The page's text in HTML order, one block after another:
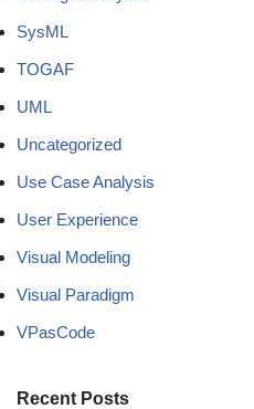
SysML
TOGAF
UML
Uncategorized
Use Case Analysis
User Experience
Visual Modeling
Visual Paradigm
VPasCode
Recent Posts